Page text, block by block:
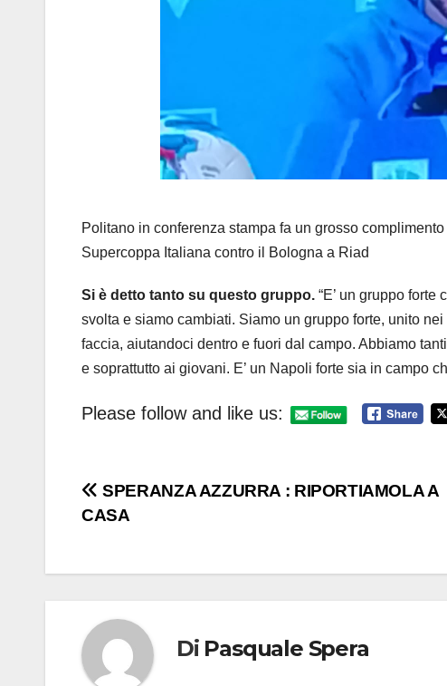
Politano in conferenza stampa fa un grosso
Supercoppa Italiana contro il Bologna a Riad
Si è detto tanto su questo gruppo. “E’ un gruppo forte
svolta e siamo cambiati. Siamo un gruppo forte, unito
faccia, aiutandoci dentro e fuori dal campo. Abbiamo
e soprattutto ai giovani. E’ un Napoli forte sia in campo
Please follow and like us:
Navigazione
SPERANZA AZZURRA : RIPORTIAMOLA A
CASA
Di Pasquale Spera